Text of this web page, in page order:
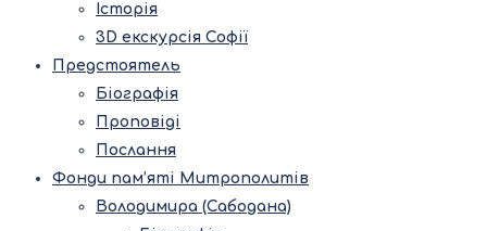
Історія
3D екскурсія Софії
Предстоятель
Біографія
Проповіді
Послання
Фонди пам’яті Митрополитів
Володимира (Сабодана)